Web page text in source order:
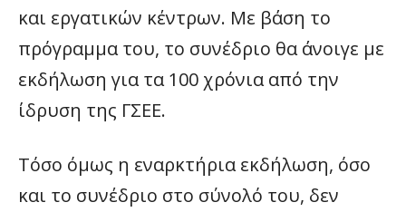
και εργατικών κέντρων. Με βάση το
πρόγραμμα του, το συνέδριο θα άνοιγε με
εκδήλωση για τα 100 χρόνια από την
ίδρυση της ΓΣΕΕ.
Τόσο όμως η εναρκτήρια εκδήλωση, όσο
και το συνέδριο στο σύνολό του, δεν